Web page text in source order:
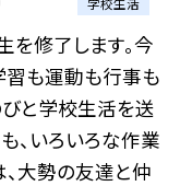
を修了します。今
習も運動も行事も
と学校生活を送
、いろいろな作業
、大勢の友達と仲